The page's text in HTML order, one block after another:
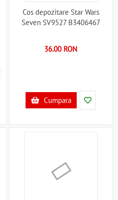
Cos depozitare Star Wars
Seven SV9527 B3406467
36.00 RON
Cumpara